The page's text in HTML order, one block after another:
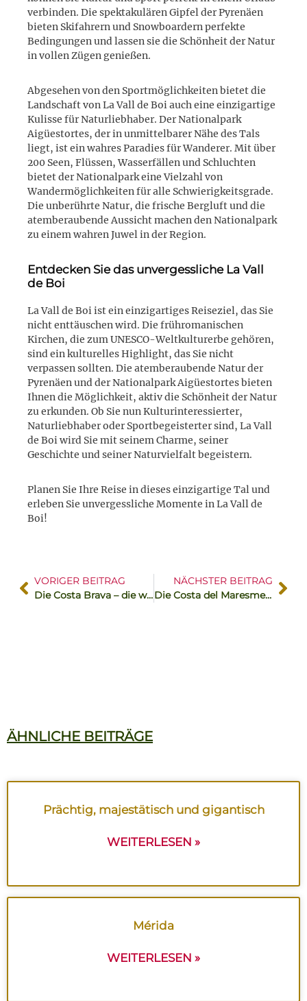
verbinden. Die spektakulären Gipfel der Pyrenäen
bieten Skifahrern und Snowboardern perfekte
Bedingungen und lassen sie die Schönheit der Natur
in vollen Zügen genießen.
Abgesehen von den Sportmöglichkeiten bietet die
Landschaft von La Vall de Boi auch eine einzigartige
Kulisse für Naturliebhaber. Der Nationalpark
Aigüestortes, der in unmittelbarer Nähe des Tals
liegt, ist ein wahres Paradies für Wanderer. Mit über
200 Seen, Flüssen, Wasserfällen und Schluchten
bietet der Nationalpark eine Vielzahl von
Wandermöglichkeiten für alle Schwierigkeitsgrade.
Die unberührte Natur, die frische Bergluft und die
atemberaubende Aussicht machen den Nationalpark
zu einem wahren Juwel in der Region.
Entdecken Sie das unvergessliche La Vall
de Boi
La Vall de Boi ist ein einzigartiges Reiseziel, das Sie
nicht enttäuschen wird. Die frühromanischen
Kirchen, die zum UNESCO-Weltkulturerbe gehören,
sind ein kulturelles Highlight, das Sie nicht
verpassen sollten. Die atemberaubende Natur der
Pyrenäen und der Nationalpark Aigüestortes bieten
Ihnen die Möglichkeit, aktiv die Schönheit der Natur
zu erkunden. Ob Sie nun Kulturinteressierter,
Naturliebhaber oder Sportbegeisterter sind, La Vall
de Boi wird Sie mit seinem Charme, seiner
Geschichte und seiner Naturvielfalt begeistern.
Planen Sie Ihre Reise in dieses einzigartige Tal und
erleben Sie unvergessliche Momente in La Vall de
Boi!
VORIGER BEITRAG
Die Costa Brava – die wilde Küste am spanischen Mittelmeer
NÄCHSTER BEITRAG
Die Costa del Maresme – die ehemals sumpfige Küste
ÄHNLICHE BEITRÄGE
Prächtig, majestätisch und gigantisch
WEITERLESEN »
Mérida
WEITERLESEN »